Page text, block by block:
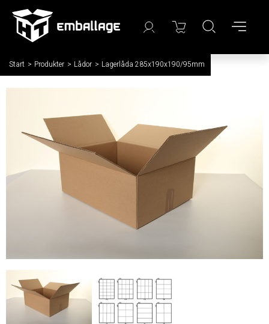
Start / Produkter / Lådor / Lagerlåda 285x190x190/95mm